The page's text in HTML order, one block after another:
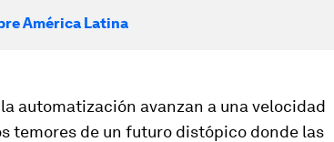
América Latina
automatización avanzan a una velocidad
temores de un futuro distópico donde las